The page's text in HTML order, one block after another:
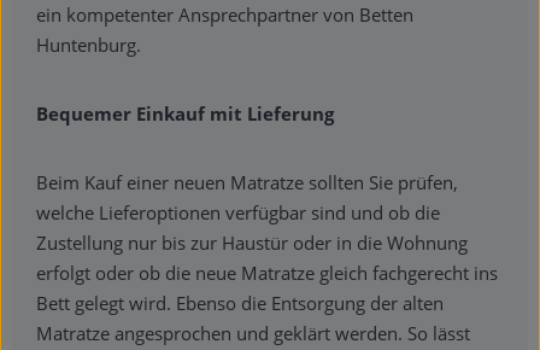
ein kompetenter Ansprechpartner von Betten
Huntenburg.
Bequemer Einkauf mit Lieferung
Beim Kauf einer neuen Matratze sollten Sie prüfen,
welche Lieferoptionen verfügbar sind und ob die
Zustellung nur bis zur Haustür oder in die Wohnung
erfolgt oder ob die neue Matratze gleich fachgerecht ins
Bett gelegt wird. Ebenso die Entsorgung der alten
Matratze angesprochen und geklärt werden. So lässt